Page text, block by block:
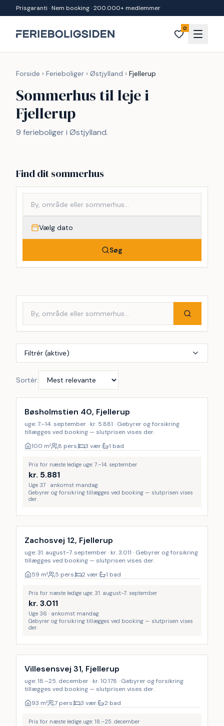
Spring til indhold
Prisgaranti · Nem booking · 200.000+ medlemmer
0
Forside › Ferieboliger › Østjylland › Fjellerup
Sommerhus til leje i
Fjellerup
9 ferieboliger i Østjylland.
Find dit sommerhus
Vælg dato
Søg
Filtrér (aktive)
Sortér:
Bøsholmstien 40, Fjellerup
uge: 7.–14. september · kr. 5.881 · Gebyrer og forsikring
tillægges ved booking — slutprisen vises der.
100 m² 8 pers. 3 vær. 1 bad
Pris for næste ledige uge: 7.–14. september
kr. 5.881
Uge 37 · ankomst mandag
Gebyrer og forsikring tillægges ved booking — slutprisen vises
der.
Zachosvej 12, Fjellerup
uge: 31. august–7. september · kr. 3.011 · Gebyrer og forsikring
tillægges ved booking — slutprisen vises der.
59 m² 5 pers. 2 vær. 1 bad
Pris for næste ledige uge: 31. august–7. september
kr. 3.011
Uge 36 · ankomst mandag
Gebyrer og forsikring tillægges ved booking — slutprisen vises
der.
Villesensvej 31, Fjellerup
uge: 18.–25. december · kr. 10.178 · Gebyrer og forsikring
tillægges ved booking — slutprisen vises der.
93 m² 7 pers. 3 vær. 2 bad
Pris for næste ledige uge: 18.–25. december